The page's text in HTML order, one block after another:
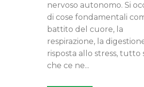
nervoso autonomo. Si
di cose fondamentali
battito del cuore, la
respirazione, la
risposta allo stress, tutto
che ce ne...